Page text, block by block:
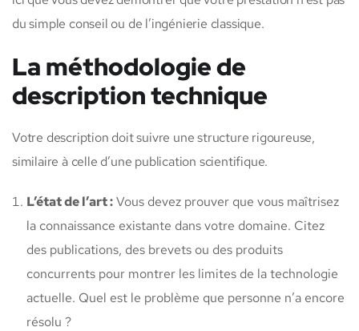
du simple conseil ou de l’ingénierie classique.
La méthodologie de
description technique
Votre description doit suivre une structure rigoureuse,
similaire à celle d’une publication scientifique.
L’état de l’art :Vous devez prouver que vous maîtrisez
la connaissance existante dans votre domaine. Citez
des publications, des brevets ou des produits
concurrents pour montrer les limites de la technologie
actuelle. Quel est le problème que personne n’a encore
résolu ?